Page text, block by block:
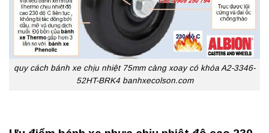
quy cách bánh xe chịu nhiệt 75mm càng xoay có khóa A2-3346-
52HT-BRK4 banhxecolson.com